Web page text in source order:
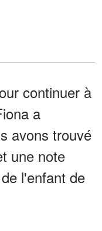
continuer à
a
avons trouvé
une note
l'enfant de